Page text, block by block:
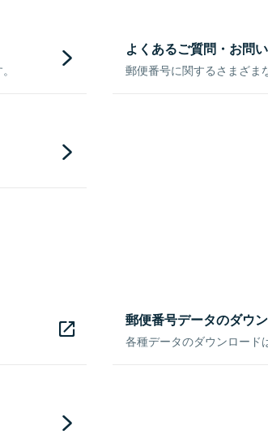
よくあるご質問・お問
郵便番号に関するさまざま
郵便番号データのダウ
各種データのダウンロード